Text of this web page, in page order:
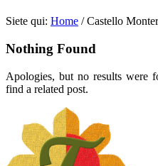
Siete qui: Home / Castello
Nothing Found
Apologies, but no results were
find a related post.